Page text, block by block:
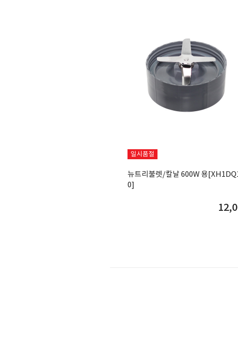
일시품절
뉴트리불렛/칼날 600W 용
0]